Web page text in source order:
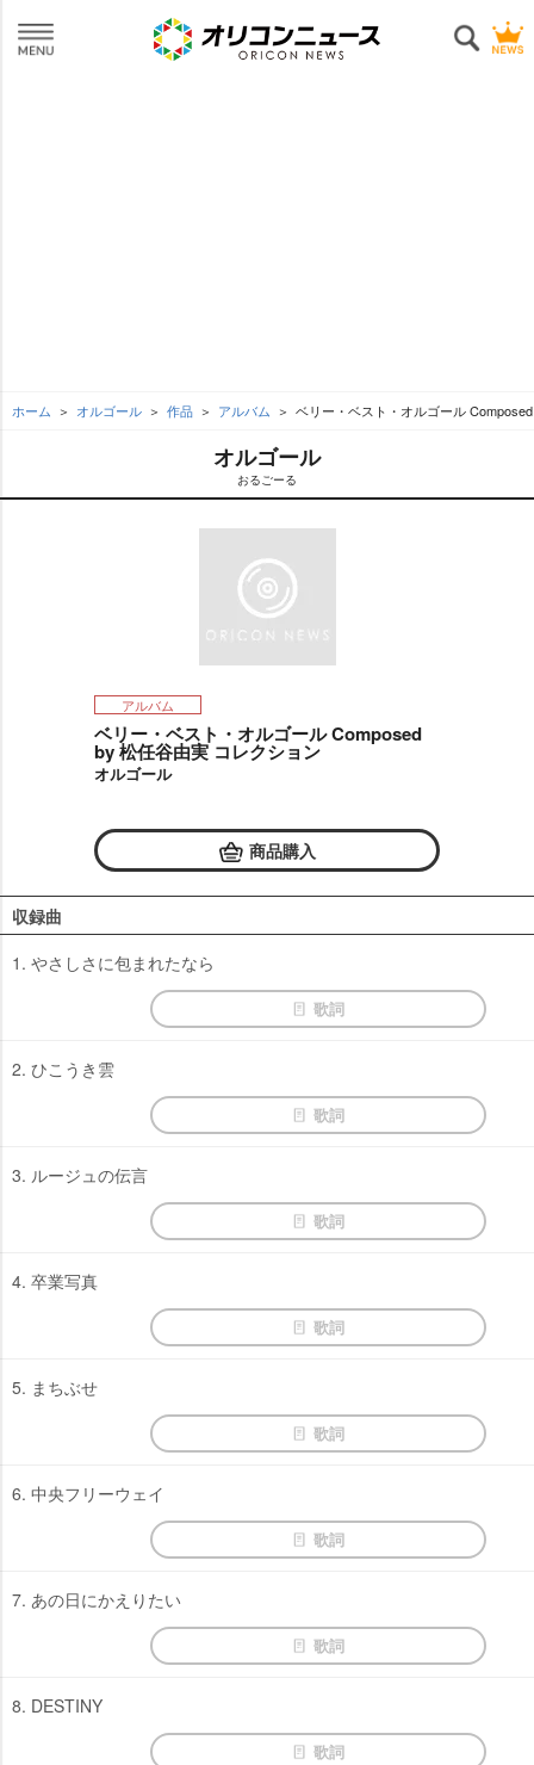
ホーム オルゴール 作品 アルバム ベリー・ベスト・オルゴール
オルゴール
おるごーる
アルバム
ベリー・ベスト・オルゴール Composed
by 松任谷由実 コレクション
オルゴール
商品購入
収録曲
1. やさしさに包まれたなら
歌詞
2. ひこうき雲
歌詞
3. ルージュの伝言
歌詞
4. 卒業写真
歌詞
5. まちぶせ
歌詞
6. 中央フリーウェイ
歌詞
7. あの日にかえりたい
歌詞
8. DESTINY
歌詞